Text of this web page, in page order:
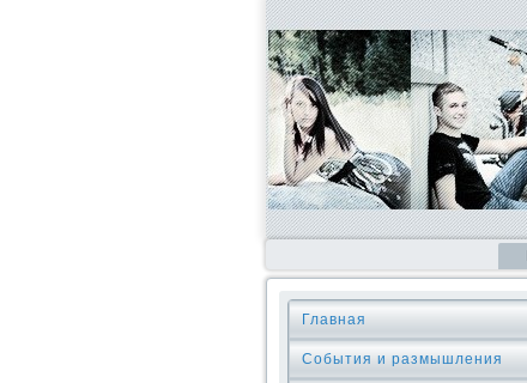
Главная
События и размышления